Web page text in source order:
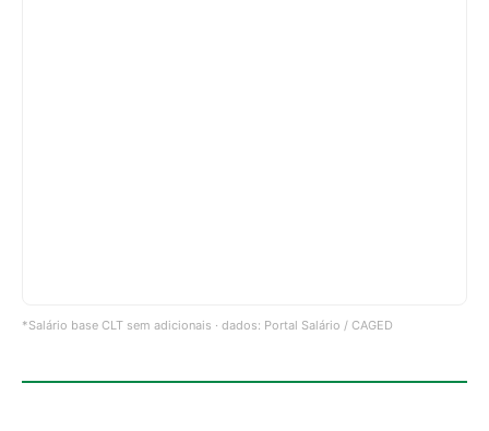
*Salário base CLT sem adicionais · dados: Portal Salário / CAGED